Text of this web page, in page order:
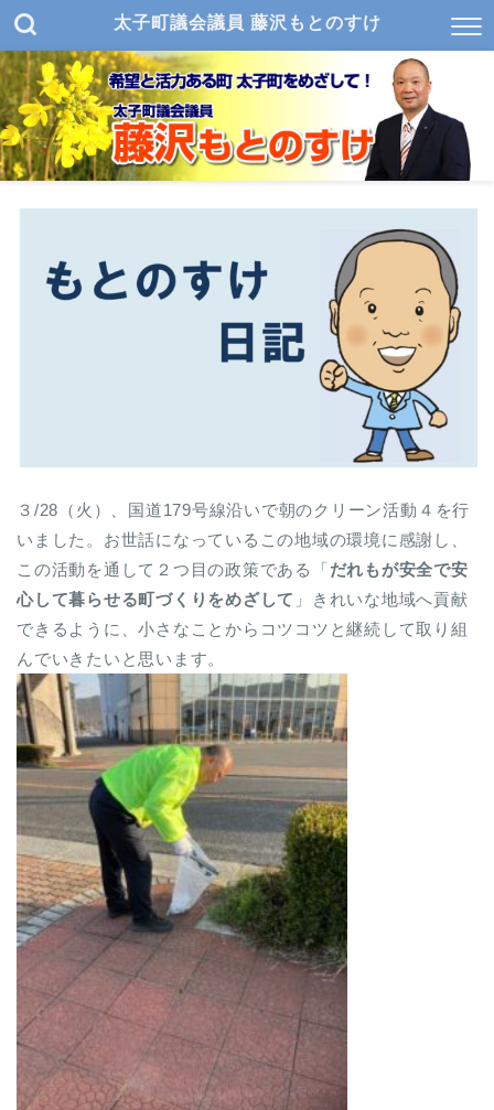
太子町議会議員 藤沢もとのすけ
３/28（火）、国道179号線沿いで朝のクリーン活動４を行
いました。お世話になっているこの地域の環境に感謝し、
この活動を通して２つ目の政策である「だれもが安全で安
心して暮らせる町づくりをめざして 」きれいな地域へ貢献
できるように、小さなことからコツコツと継続して取り組
んでいきたいと思います。